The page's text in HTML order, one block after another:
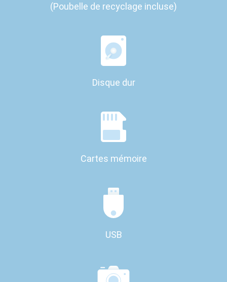
(Poubelle de recyclage incluse)
Disque dur
Cartes mémoire
USB